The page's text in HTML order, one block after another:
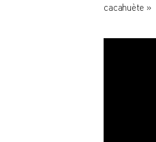
cacahuète »